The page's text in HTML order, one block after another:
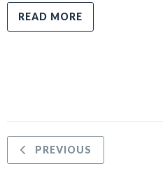
READ MORE
PREVIOUS